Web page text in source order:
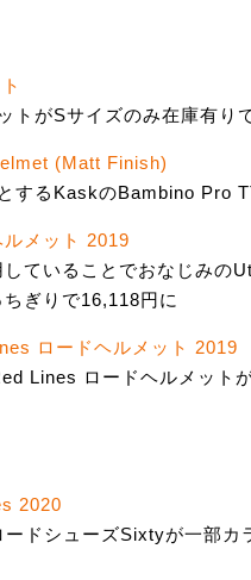
トがSサイズのみ在庫有り
(Matt Finish)
するKaskのBambino Pro
メット 2019
ていることでおなじみの
ぎりで16,118円に
ロードヘルメット 2019
Lines ロードヘルメット
2020
ドシューズSixtyが一部カ